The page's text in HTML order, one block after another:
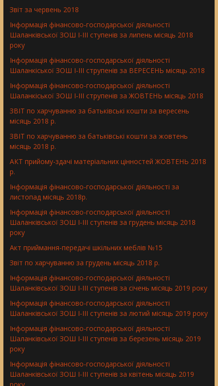
Звіт за червень 2018
Інформація фінансово-господарської діяльності
Шаланківської ЗОШ І-ІІІ ступенів за липень місяць 2018
року
Інформація фінансово-господарської діяльності
Шаланкіської ЗОШ І-ІІІ струпенів за ВЕРЕСЕНЬ місяць 2018
Інформація фінансово-господарської діяльності
Шаланкіської ЗОШ І-ІІІ струпенів за ЖОВТЕНЬ місяць 2018
ЗВІТ по харчуванню за батьківські кошти за вересень
місяць 2018 р.
ЗВІТ по харчуванню за батьківські кошти за жовтень
місяць 2018 р.
АКТ прийому-здачі матеріальних цінностей ЖОВТЕНЬ 2018
р.
Інформація фінансово-господарської діяльності за
листопад місяць 2018р.
Інформація фінансово-господарської діяльності
Шаланківської ЗОШ І-ІІІ ступенів за грудень місяць 2018
року
Aкт приймання-передачі шкільних меблів №15
Звіт по харчуванню за грудень місяць 2018 р.
Інформація фінансово-господарської діяльності
Шаланківської ЗОШ І-ІІІ ступенів за січень місяць 2019 року
Інформація фінансово-господарської діяльності
Шаланківської ЗОШ І-ІІІ ступенів за лютий місяць 2019 року
Інформація фінансово-господарської діяльності
Шаланківської ЗОШ І-ІІІ ступенів за березень місяць 2019
року
Інформація фінансово-господарської діяльності
Шаланківської ЗОШ І-ІІІ ступенів за квітень місяць 2019